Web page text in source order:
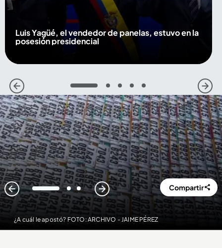
Luis Yagüé, el vendedor de panelas, estuvo en la
posesión presidencial
1 2 3 4 5
¿A cuál le apostó? FOTO: ARCHIVO - JAIME PÉREZ
1 2 3 Compartir